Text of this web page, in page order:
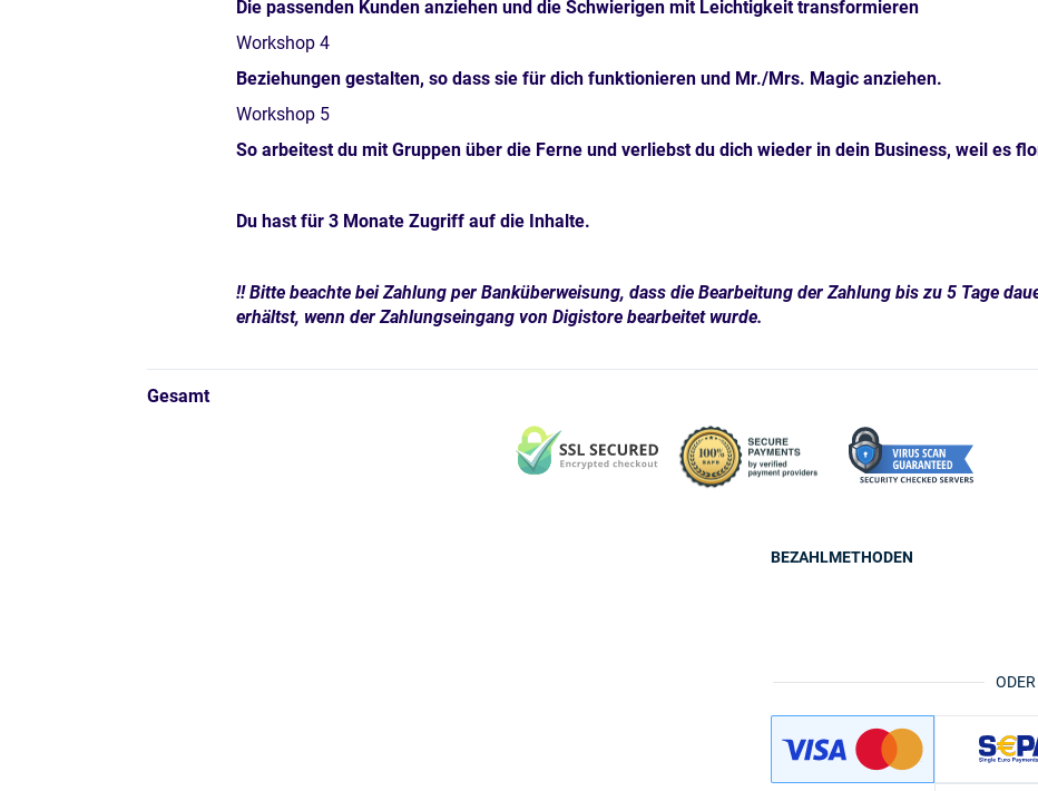
Die passenden Kunden anziehen und die Schwierigen mit Leichtigkeit transformieren
Workshop 4
Beziehungen gestalten, so dass sie für dich funktionieren und Mr./Mrs. Magic anziehen.
Workshop 5
So arbeitest du mit Gruppen über die Ferne und verliebst du dich wieder in dein Business, weil es
Du hast für 3 Monate Zugriff auf die Inhalte.
!! Bitte beachte bei Zahlung per Banküberweisung, dass die Bearbeitung der Zahlung bis zu 5 Tage
erhältst, wenn der Zahlungseingang von Digistore bearbeitet wurde.
Gesamt
ODER
BEZAHLMETHODEN